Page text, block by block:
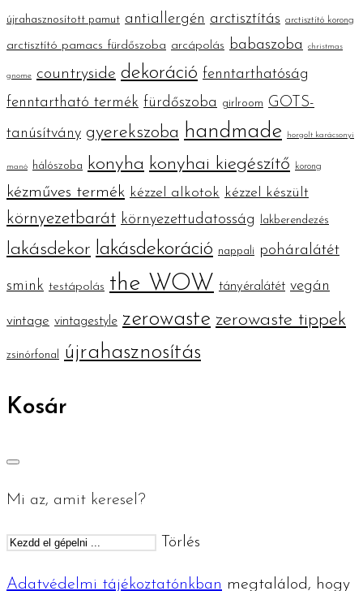
újrahasznosított pamut antiallergén arctisztítás arctisztító korong
arctisztító pamacs fürdőszoba arcápolás babaszoba christmas
gnome countryside dekoráció fenntarthatóság
fenntartható termék fürdőszoba girlroom
GOTS-
tanúsítvány gyerekszoba handmade horgolt karácsonyi
manó hálószoba konyha konyhai kiegészítő korong
kézműves termék kézzel alkotok kézzel készült
környezetbarát környezettudatosság lakberendezés
lakásdekor lakásdekoráció nappali poháralátét
smink testápolás the WOW tányéralátét vegán
vintage vintagestyle zerowaste zerowaste tippek
zsinórfonal újrahasznosítás
Kosár
Mi az, amit keresel?
Törlés
Adatvédelmi tájékoztatónkban megtalálod, hogy